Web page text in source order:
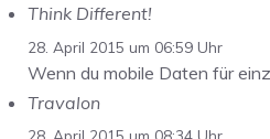
Think Different!
28. April 2015 um 06:59 Uhr
Wenn du mobile Daten für
Travalon